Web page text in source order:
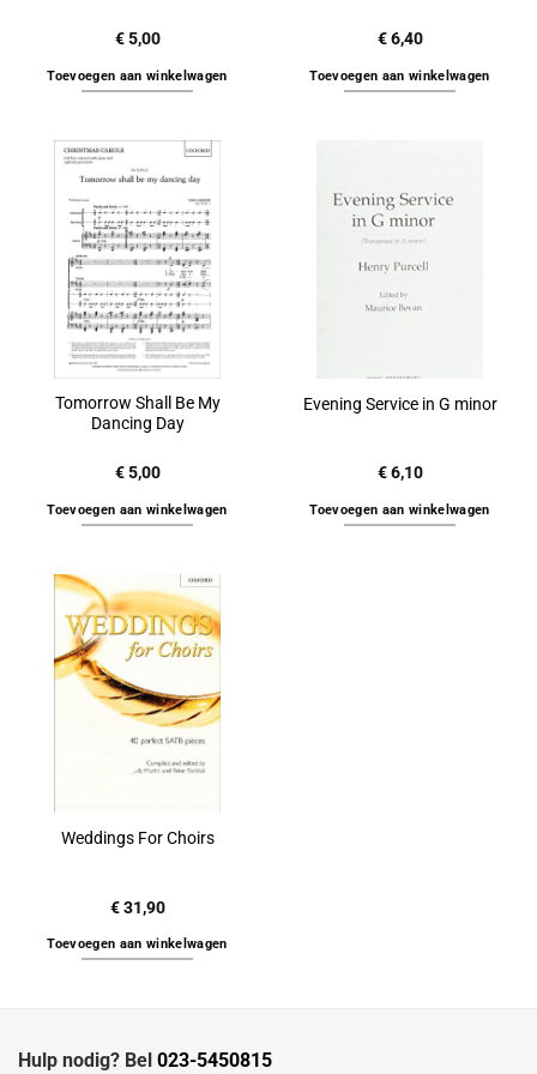
€5,00
Toevoegen aan winkelwagen
€6,40
Toevoegen aan winkelwagen
Tomorrow Shall Be My
Dancing Day
€5,00
Toevoegen aan winkelwagen
Evening Service in G minor
€6,10
Toevoegen aan winkelwagen
Weddings For Choirs
€31,90
Toevoegen aan winkelwagen
Hulp nodig? Bel 023-5450815